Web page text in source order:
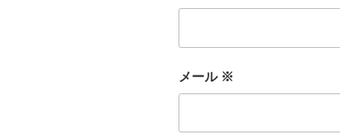
メール ※